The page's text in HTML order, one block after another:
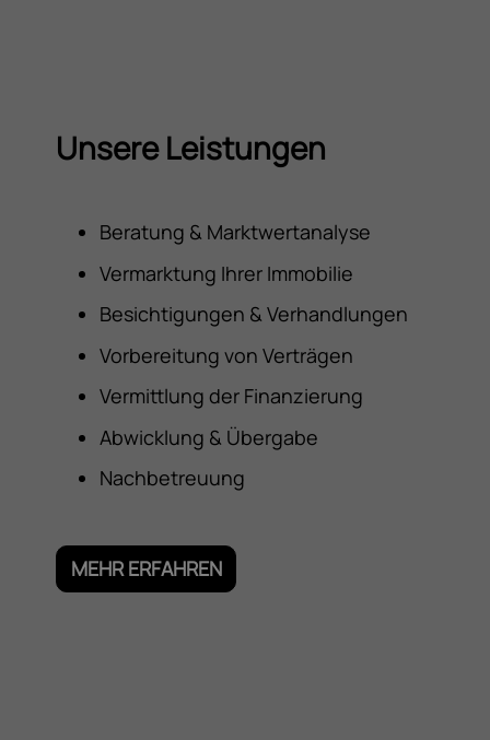
Unsere Leistungen
Beratung & Marktwertanalyse
Vermarktung Ihrer Immobilie
Besichtigungen & Verhandlungen
Vorbereitung von Verträgen
Vermittlung der Finanzierung
Abwicklung & Übergabe
Nachbetreuung
MEHR ERFAHREN